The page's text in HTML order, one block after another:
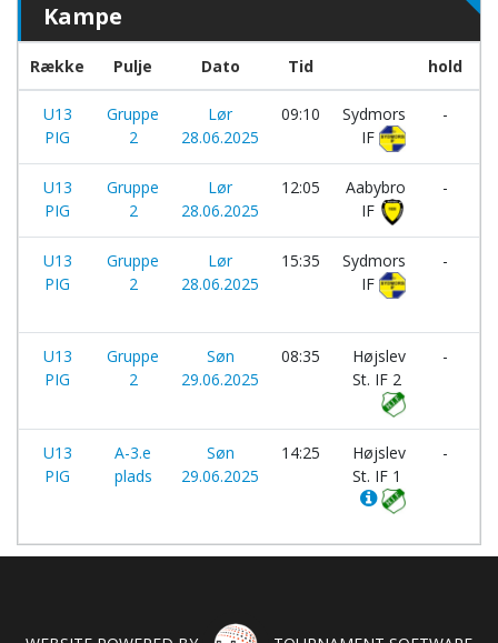
Kampe
Række Pulje Dato Tid hold
U13
PIG
Gruppe
2
Lør
28.06.2025
09:10
Sydmors
IF
-
U13
PIG
Gruppe
2
Lør
28.06.2025
12:05
Aabybro
IF
-
U13
PIG
Gruppe
2
Lør
28.06.2025
15:35
Sydmors
IF
-
U13
PIG
Gruppe
2
Søn
29.06.2025
08:35
Højslev
St. IF 2
-
U13
PIG
A-3.e
plads
Søn
29.06.2025
14:25
Højslev
St. IF 1
-